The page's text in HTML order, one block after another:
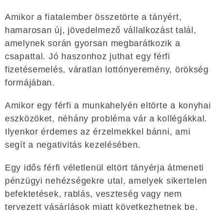
Amikor a fiatalember összetörte a tányért,
hamarosan új, jövedelmező vállalkozást talál,
amelynek során gyorsan megbarátkozik a
csapattal. Jó haszonhoz juthat egy férfi
fizetésemelés, váratlan lottónyeremény, örökség
formájában.
Amikor egy férfi a munkahelyén eltörte a konyhai
eszközöket, néhány probléma vár a kollégákkal.
Ilyenkor érdemes az érzelmekkel bánni, ami
segít a negativitás kezelésében.
Egy idős férfi véletlenül eltört tányérja átmeneti
pénzügyi nehézségekre utal, amelyek sikertelen
befektetések, rablás, veszteség vagy nem
tervezett vásárlások miatt következhetnek be.